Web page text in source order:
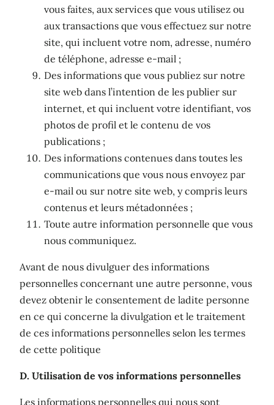
vous faites, aux services que vous utilisez ou
aux transactions que vous effectuez sur notre
site, qui incluent votre nom, adresse, numéro
de téléphone, adresse e-mail ;
Des informations que vous publiez sur notre
site web dans l’intention de les publier sur
internet, et qui incluent votre identifiant, vos
photos de profil et le contenu de vos
publications ;
Des informations contenues dans toutes les
communications que vous nous envoyez par
e-mail ou sur notre site web, y compris leurs
contenus et leurs métadonnées ;
Toute autre information personnelle que vous
nous communiquez.
Avant de nous divulguer des informations
personnelles concernant une autre personne, vous
devez obtenir le consentement de ladite personne
en ce qui concerne la divulgation et le traitement
de ces informations personnelles selon les termes
de cette politique
D. Utilisation de vos informations personnelles
Les informations personnelles qui nous sont